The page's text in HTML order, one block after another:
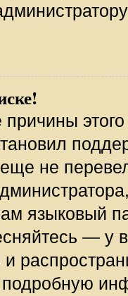
этого
не
языковый
— у
и